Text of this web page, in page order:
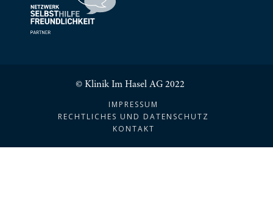
© Klinik Im Hasel AG 2022
IMPRESSUM
RECHTLICHES UND DATENSCHUTZ
KONTAKT